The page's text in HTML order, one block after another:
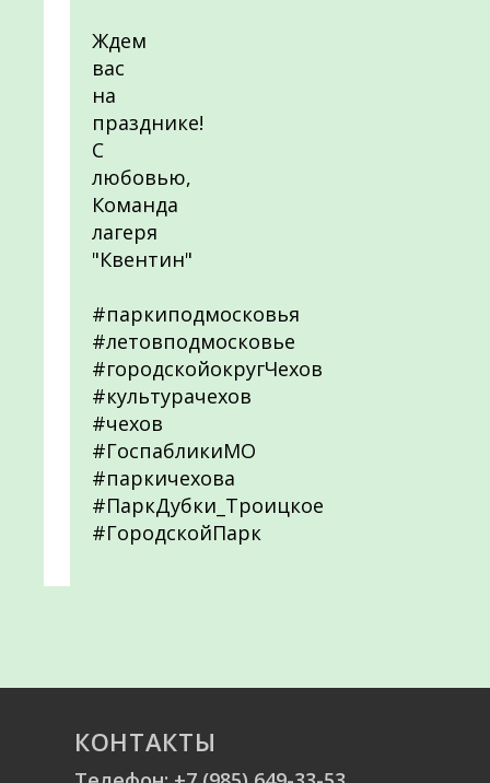
Ждем
вас
на
празднике!
С
любовью,
Команда
лагеря
"Квентин"
#паркиподмосковья
#летовподмосковье
#городскойокругЧехов
#культурачехов
#чехов
#ГоспабликиМО
#паркичехова
#ПаркДубки_Троицкое
#ГородскойПарк
КОНТАКТЫ